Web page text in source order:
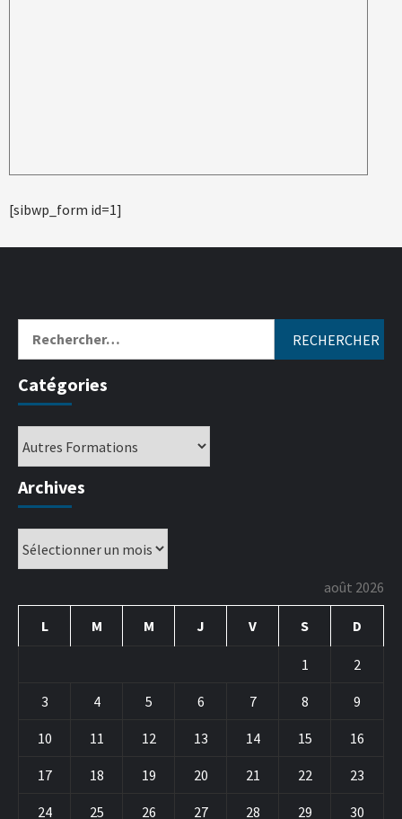
[sibwp_form id=1]
Catégories
Archives
août 2026
L M M J V S D
1 2
3 4 5 6 7 8 9
10 11 12 13 14 15 16
17 18 19 20 21 22 23
24 25 26 27 28 29 30